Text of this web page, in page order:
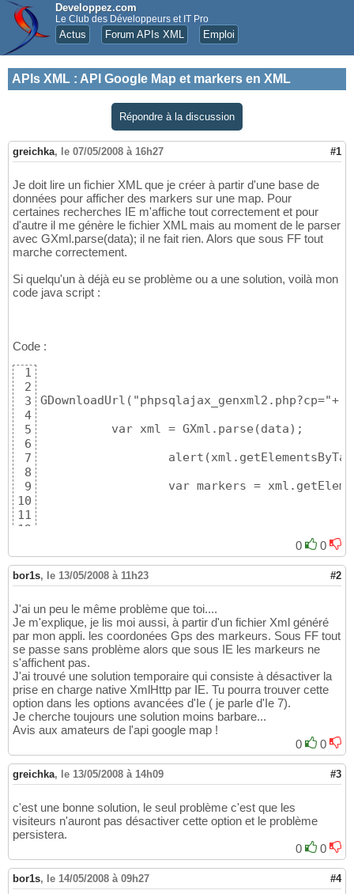
Developpez.com
Le Club des Développeurs et IT Pro
Actus Forum APIs XML Emploi
APIs XML : API Google Map et markers en XML
Répondre à la discussion
greichka, le 07/05/2008 à 16h27 #1
Je doit lire un fichier XML que je créer à partir d'une base de
données pour afficher des markers sur une map. Pour
certaines recherches IE m'affiche tout correctement et pour
d'autre il me génère le fichier XML mais au moment de le parser
avec GXml.parse(data); il ne fait rien. Alors que sous FF tout
marche correctement.
Si quelqu'un à déjà eu se problème ou a une solution, voilà mon
code java script :
Code :
1
2
3
4
5
6
7
8
9
10
11
12
14
15
16
18
19
20
21
22
23
24
25
26
28
29
30
31
32
33
34
35
36
37
          var xml = GXml.parse(data);
<
            var name = markers.getAttribute
            var address = markers
[i]
var codepostal =
			var ville = markers
            var societe = markers
i
			var tel = markers
[i
			var mail = markers
[
		map.setCenter
(point,8);
            var marker = createMarker
0 0
bor1s, le 13/05/2008 à 11h23 #2
J'ai un peu le même problème que toi....
Je m'explique, je lis moi aussi, à partir d'un fichier Xml généré
par mon appli. les coordonées Gps des markeurs. Sous FF tout
se passe sans problème alors que sous IE les markeurs ne
s'affichent pas.
J'ai trouvé une solution temporaire qui consiste à désactiver la
prise en charge native XmlHttp par IE. Tu pourra trouver cette
option dans les options avancées d'Ie ( je parle d'Ie 7).
Je cherche toujours une solution moins barbare...
Avis aux amateurs de l'api google map !
0
0
greichka, le 13/05/2008 à 14h09 #3
c'est une bonne solution, le seul problème c'est que les
visiteurs n'auront pas désactiver cette option et le problème
persistera.
0
0
bor1s, le 14/05/2008 à 09h27 #4